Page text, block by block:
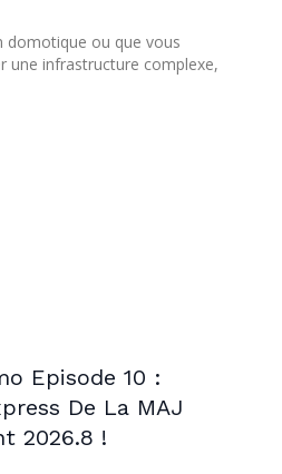
domotique ou que vous
une infrastructure complexe,
Episode 10 :
De La MAJ
2026.8 !